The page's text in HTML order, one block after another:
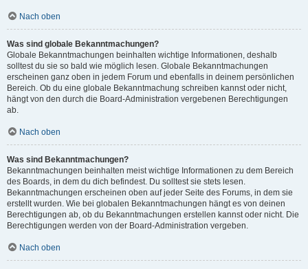
Nach oben
Was sind globale Bekanntmachungen?
Globale Bekanntmachungen beinhalten wichtige Informationen, deshalb
solltest du sie so bald wie möglich lesen. Globale Bekanntmachungen
erscheinen ganz oben in jedem Forum und ebenfalls in deinem persönlichen
Bereich. Ob du eine globale Bekanntmachung schreiben kannst oder nicht,
hängt von den durch die Board-Administration vergebenen Berechtigungen
ab.
Nach oben
Was sind Bekanntmachungen?
Bekanntmachungen beinhalten meist wichtige Informationen zu dem Bereich
des Boards, in dem du dich befindest. Du solltest sie stets lesen.
Bekanntmachungen erscheinen oben auf jeder Seite des Forums, in dem sie
erstellt wurden. Wie bei globalen Bekanntmachungen hängt es von deinen
Berechtigungen ab, ob du Bekanntmachungen erstellen kannst oder nicht. Die
Berechtigungen werden von der Board-Administration vergeben.
Nach oben